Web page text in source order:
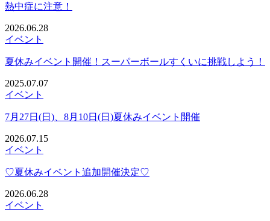
熱中症に注意！
2026.06.28
イベント
夏休みイベント開催！スーパーボールすくいに挑戦しよう！
2025.07.07
イベント
7月27日(日)、8月10日(日)夏休みイベント開催
2026.07.15
イベント
♡夏休みイベント追加開催決定♡
2026.06.28
イベント